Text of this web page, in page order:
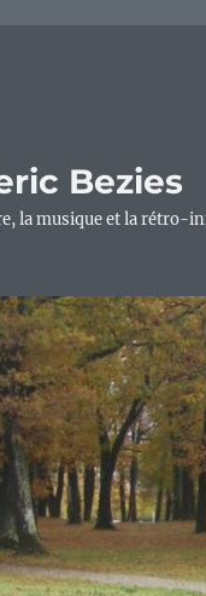
Bezies
la musique et la rétro-